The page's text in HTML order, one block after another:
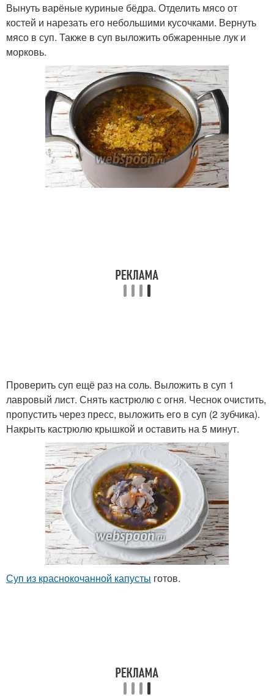
Вынуть варёные куриные бёдра. Отделить мясо от
костей и нарезать его небольшими кусочками. Вернуть
мясо в суп. Также в суп выложить обжаренные лук и
морковь.
Проверить суп ещё раз на соль. Выложить в суп 1
лавровый лист. Снять кастрюлю с огня. Чеснок очистить,
пропустить через пресс, выложить его в суп (2 зубчика).
Накрыть кастрюлю крышкой и оставить на 5 минут.
Суп из краснокочанной капусты готов.